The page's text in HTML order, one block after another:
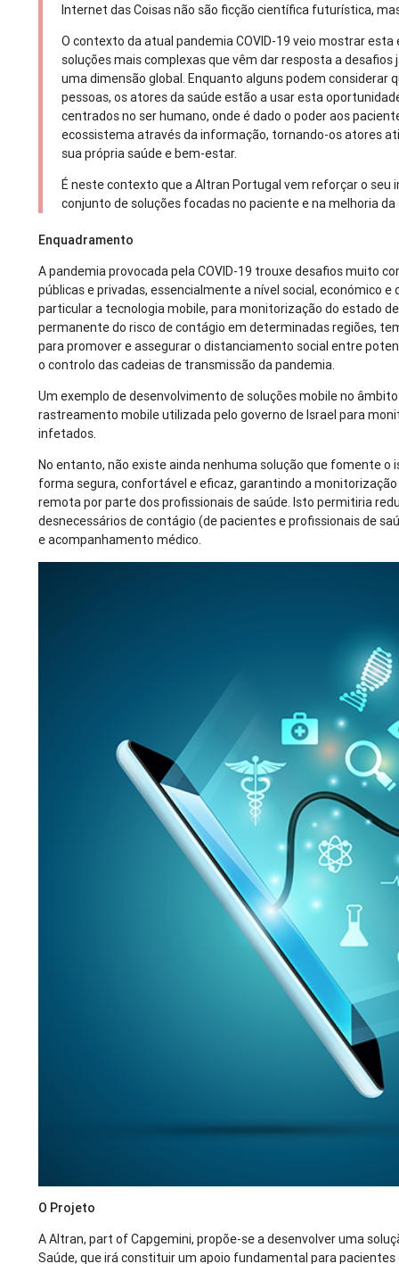
Internet das Coisas não são ficção científica futurística,
O contexto da atual pandemia COVID-19 veio mostrar
soluções mais complexas que vêm dar resposta a
uma dimensão global. Enquanto alguns podem considerar
pessoas, os atores da saúde estão a usar esta
centrados no ser humano, onde é dado o poder aos
ecossistema através da informação, tornando-os atores
sua própria saúde e bem-estar.
É neste contexto que a Altran Portugal vem reforçar o
conjunto de soluções focadas no paciente e na melhoria da
Enquadramento
A pandemia provocada pela COVID-19 trouxe desafios muito
públicas e privadas, essencialmente a nível social, económico
particular a tecnologia mobile, para monitorização do estado
permanente do risco de contágio em determinadas regiões,
para promover e assegurar o distanciamento social entre
o controlo das cadeias de transmissão da pandemia.
Um exemplo de desenvolvimento de soluções mobile no
rastreamento mobile utilizada pelo governo de Israel para
infetados.
No entanto, não existe ainda nenhuma solução que fomente o
forma segura, confortável e eficaz, garantindo a
remota por parte dos profissionais de saúde. Isto permitiria
desnecessários de contágio (de pacientes e profissionais de
e acompanhamento médico.
O Projeto
A Altran, part of Capgemini, propõe-se a desenvolver uma
Saúde, que irá constituir um apoio fundamental para